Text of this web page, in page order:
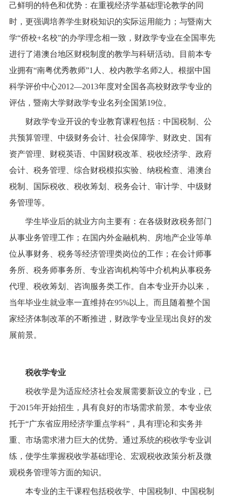
己鲜明的特色和优势：在重视经济学基础理论教学的同
时，更强调培养学生财税知识的实际运用能力；与暨南大
学“侨校+名校”的办学理念相一致，财政学专业在全国率先
进行了港澳台地区财税制度的教学与科研活动。目前本专
业拥有“南粤优秀教师”1 人、校内教学名师2 人。根据中国
科学评价中心2012—2013年度对全国各高校财政学专业的
评估，暨南大学财政学专业名列全国第19位。
财政学专业开设的专业教育课程包括：中国税制、公
共预算管理、中级财务会计、社会保障学、财政史、国有
资产管理、财税英语、中国财税改革、税收经济学、政府
会计、税务管理、综合财税模拟实验、纳税检查、港澳台
税制、国际税收、税收筹划、税务会计、审计学、中级财
务管理等。
学生毕业后的就业方向主要有：在各级财政税务部门
从事业务管理工作；在国内外金融机构、房地产企业等单
位从事财务、税务等经济管理类岗位的工作；在会计师事
务所、税务师事务所、专业咨询机构等中介机构从事税务
代理、税收筹划、咨询服务类工作。自本专业开办以来，
当年毕业生就业率一直维持在95%以上。而且随着整个国
家经济体制改革的不断推进，财政学专业呈现出良好的发
展前景。
税收学专业
税收学是为适应经济社会发展需要新设立的专业，已
于2015年开始招生，具有良好的市场需求前景。本专业依
托于“广东省应用经济学重点学科”，具有理论和实务并
重、市场需求潜力巨大的优势。通过系统的税收学专业训
练，使学生掌握税收学基础理论、宏观税收政策分析及微
观税务管理等方面的知识。
本专业的主干课程包括税收学、中国税制
Ⅰ、中国税制